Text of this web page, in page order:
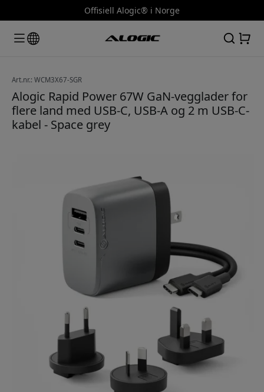
Offisiell Alogic® i Norge
Art.nr.: WCM3X67-SGR
Alogic Rapid Power 67W GaN-vegglader for
flere land med USB-C, USB-A og 2 m USB-C-
kabel - Space grey